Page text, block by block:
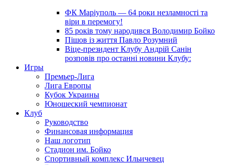
ФК Маріуполь — 64 роки незламності та
віри в перемогу!
85 років тому народився Володимир Бойко
Пішов із життя Павло Розумний
Віце-президент Клубу Андрій Санін
розповів про останні новини Клубу:
Игры
Премьер-Лига
Лига Европы
Кубок Украины
Юношеский чемпионат
Клуб
Руководство
Финансовая информация
Наш логотип
Стадион им. Бойко
Спортивный комплекс Ильичевец